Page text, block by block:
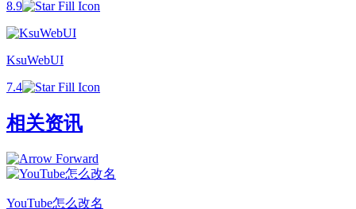
8.9
KsuWebUI
7.4
相关资讯
YouTube怎么改名